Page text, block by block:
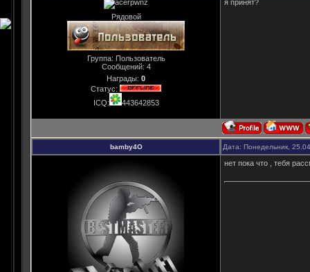
Рядовой
Группа: Пользователь
Сообщений: 4
Награды: 0
Статус:
ICQ:
443642853
я принят?
bamby4O Дата: Понедельник,
нет пока что , тебя